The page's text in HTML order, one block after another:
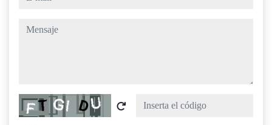
mensaje
Captcha